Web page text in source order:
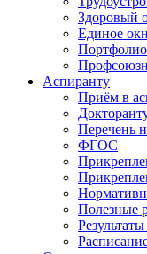
Здоровый
Единое
Портфолио
Аспиранту
Приём в
Перечень
ФГОС
Полезные